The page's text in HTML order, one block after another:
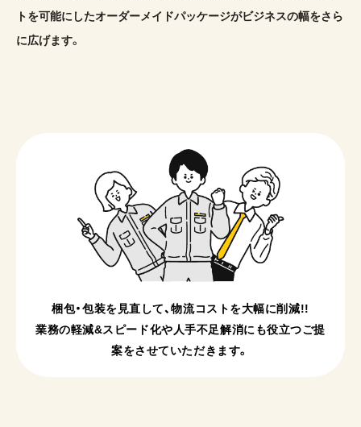
トを可能にしたオーダーメイドパッケージがビジネスの幅をさら
に広げます。
梱包・包装を見直して、物流コストを大幅に削減!!
業務の軽減&スピード化や人手不足解消にも役立つご提
案をさせていただきます。